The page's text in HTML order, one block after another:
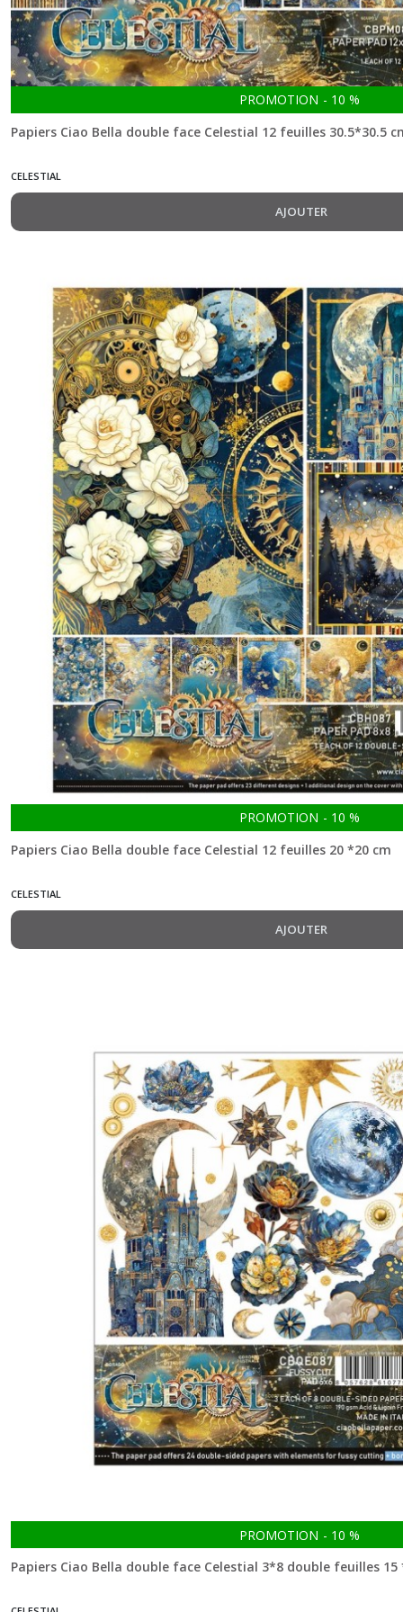
PROMOTION - 10 %
Papiers Ciao Bella double face Celestial 12 feuilles 30.5*30.5
CELESTIAL
AJOUTER
PROMOTION - 10 %
Papiers Ciao Bella double face Celestial 12 feuilles 20 *20 cm
CELESTIAL
AJOUTER
PROMOTION - 10 %
Papiers Ciao Bella double face Celestial 3*8 double feuilles 15
An
artist
journey
(6)
(5)
Always
Artemis
Blessing
Day
Blue
Note
Blooming
Bohemian
burgundy
Book
Lovers
of
curiosities
(10)